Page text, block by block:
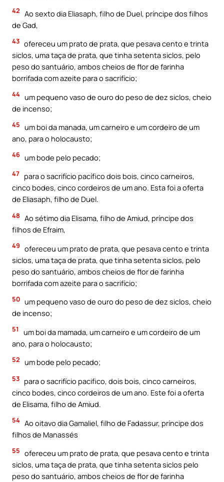
42 Ao sexto dia Eliasaph, filho de Duel, príncipe dos filhos
de Gad,
43 ofereceu um prato de prata, que pesava cento e trinta
siclos, uma taça de prata, que tinha setenta siclos, pelo
peso do santuário, ambos cheios de flor de farinha
borrifada com azeite para o sacrifício;
44 um pequeno vaso de ouro do peso de dez siclos, cheio
de incenso;
45 um boi da manada, um carneiro e um cordeiro de um
ano, para o holocausto;
46 um bode pelo pecado;
47 para o sacrifício pacífico dois bois, cinco carneiros,
cinco bodes, cinco cordeiros de um ano. Esta foi a oferta
de Eliasaph, filho de Duel.
48 Ao sétimo dia Elisama, filho de Amiud, príncipe dos
filhos de Efraim,
49 ofereceu um prato de prata, que pesava cento e trinta
siclos, uma taça de prata, que tinha setenta siclos, pelo
peso do santuário, ambos cheios de flor de farinha
borrifada com azeite para o sacrifício;
50 um pequeno vaso de ouro do peso de dez siclos, cheio
de incenso;
51
um boi da mamada, um carneiro e um cordeiro de um
ano, para o holocausto;
52 um bode pelo pecado;
53 para o sacrifício pacifico, dois bois, cinco carneiros,
cinco bodes, cinco cordeiros de um ano. Este foi a oferta
de Elisama, filho de Amiud.
54 Ao oitavo dia Gamaliel, filho de Fadassur, príncipe dos
filhos de Manassés
55 ofereceu um prato de prata, que pesava cento e trinta
siclos, uma taça de prata, que tinha setenta siclos pelo
peso do santuário, ambos cheios de flor de farinha